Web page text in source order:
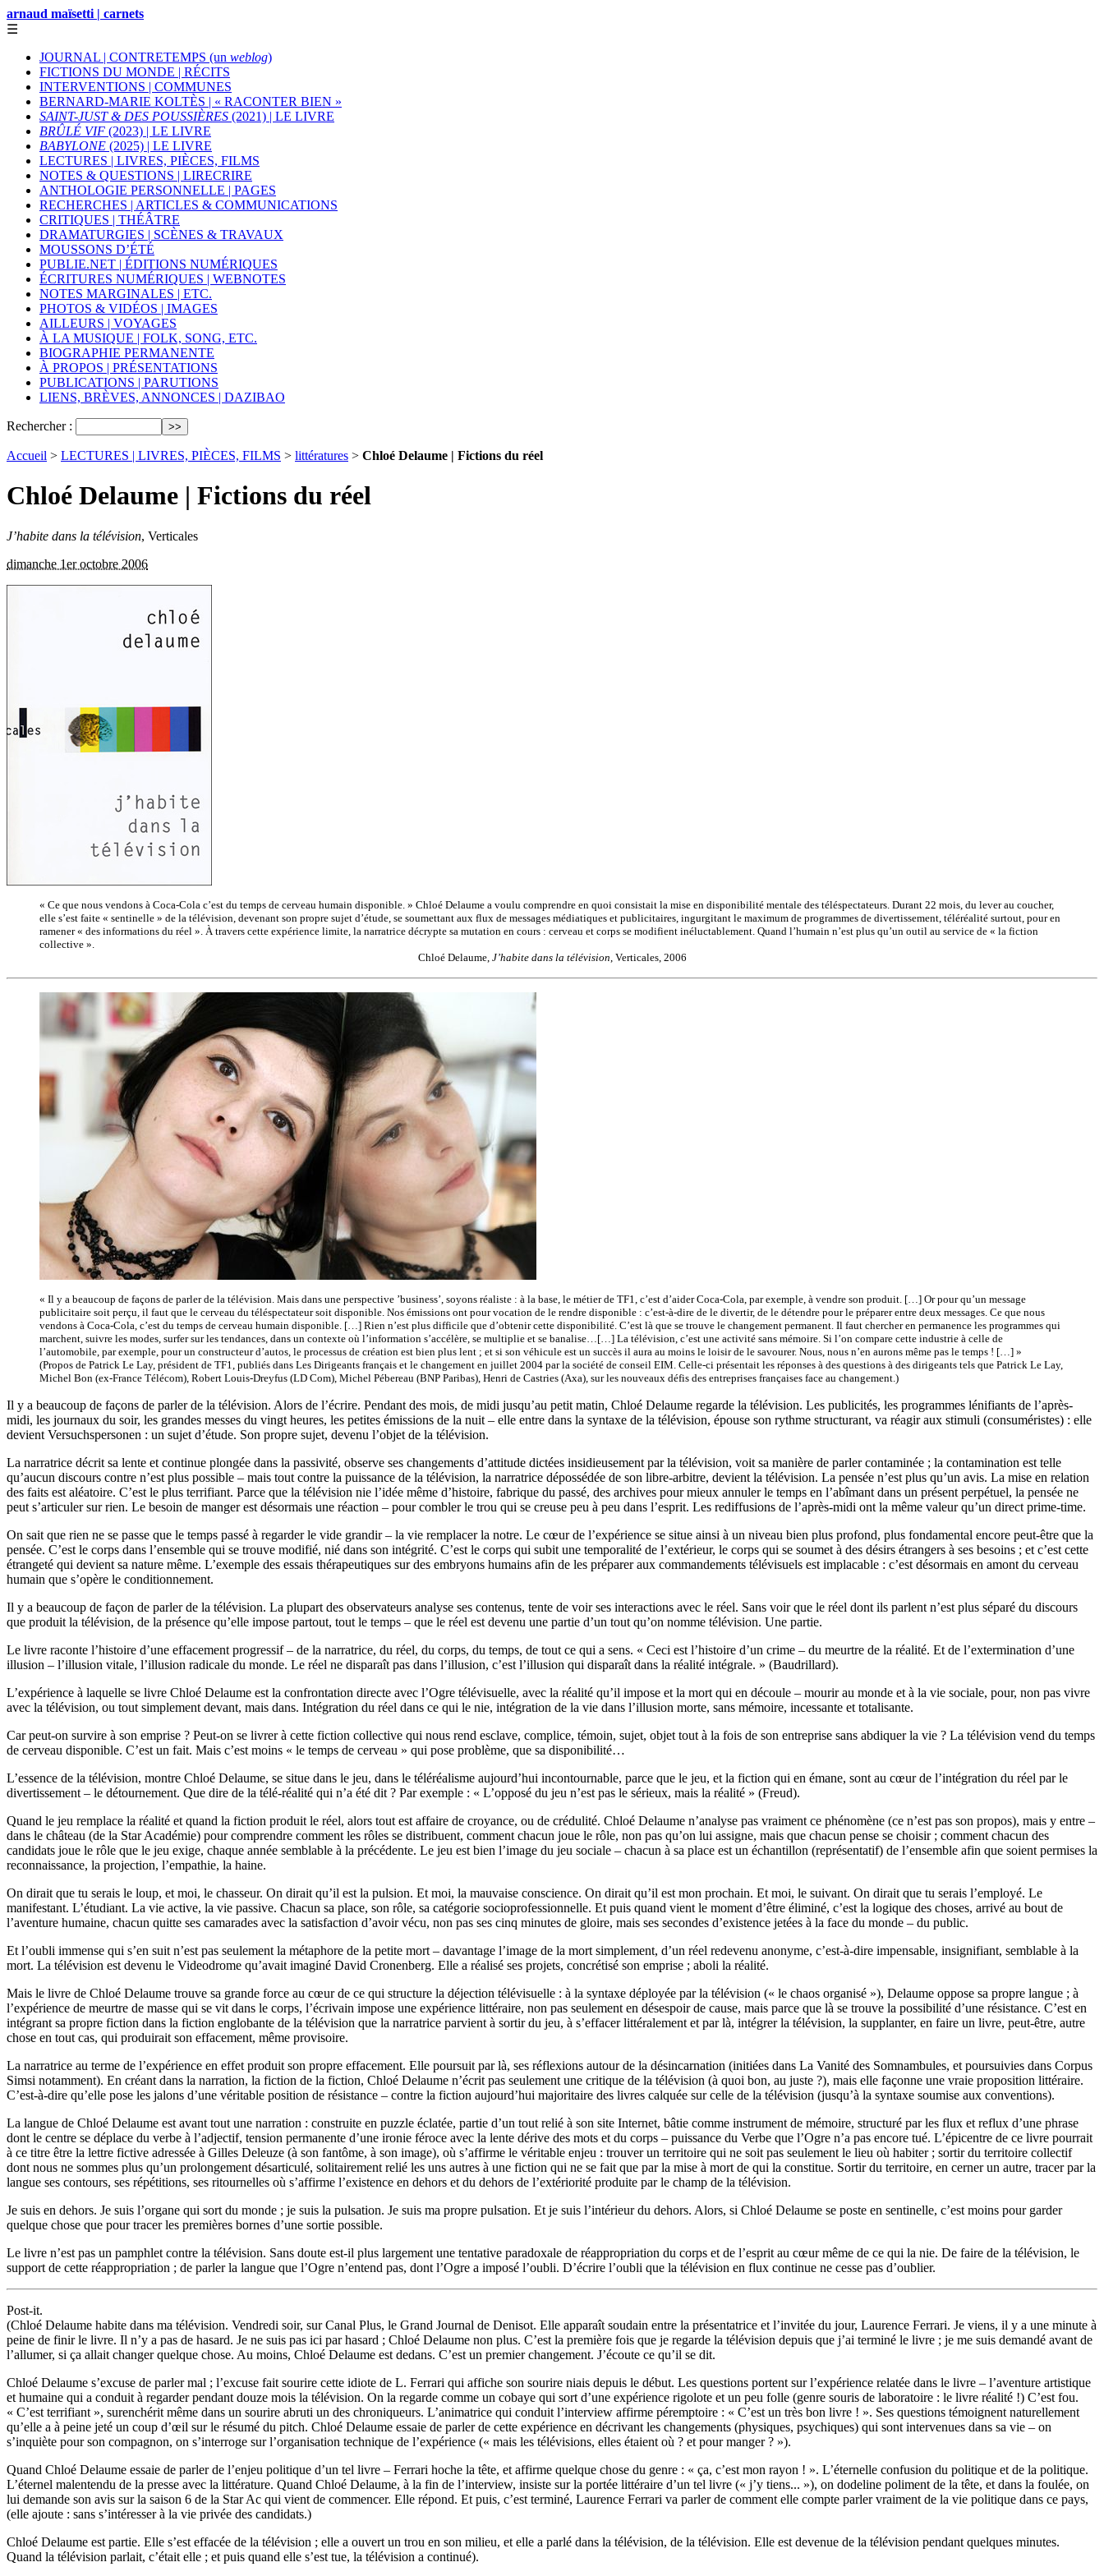
arnaud maïsetti | carnets
☰
JOURNAL | CONTRETEMPS (un weblog)
FICTIONS DU MONDE | RÉCITS
INTERVENTIONS | COMMUNES
BERNARD-MARIE KOLTÈS | « RACONTER BIEN »
SAINT-JUST & DES POUSSIÈRES (2021) | LE LIVRE
BRÛLÉ VIF (2023) | LE LIVRE
BABYLONE (2025) | LE LIVRE
LECTURES | LIVRES, PIÈCES, FILMS
NOTES & QUESTIONS | LIRECRIRE
ANTHOLOGIE PERSONNELLE | PAGES
RECHERCHES | ARTICLES & COMMUNICATIONS
CRITIQUES | THÉÂTRE
DRAMATURGIES | SCÈNES & TRAVAUX
MOUSSONS D’ÉTÉ
PUBLIE.NET | ÉDITIONS NUMÉRIQUES
ÉCRITURES NUMÉRIQUES | WEBNOTES
NOTES MARGINALES | ETC.
PHOTOS & VIDÉOS | IMAGES
AILLEURS | VOYAGES
À LA MUSIQUE | FOLK, SONG, ETC.
BIOGRAPHIE PERMANENTE
À PROPOS | PRÉSENTATIONS
PUBLICATIONS | PARUTIONS
LIENS, BRÈVES, ANNONCES | DAZIBAO
Rechercher :
Accueil > LECTURES | LIVRES, PIÈCES, FILMS > littératures > Chloé Delaume | Fictions du réel
Chloé Delaume | Fictions du réel
J’habite dans la télévision, Verticales
dimanche 1er octobre 2006
« Ce que nous vendons à Coca-Cola c’est du temps de cerveau humain disponible. » Chloé Delaume a voulu comprendre en quoi consistait la mise en disponibilité mentale des téléspectateurs. Durant 22 mois, du lever au coucher,
elle s’est faite « sentinelle » de la télévision, devenant son propre sujet d’étude, se soumettant aux flux de messages médiatiques et publicitaires, ingurgitant le maximum de programmes de divertissement, téléréalité surtout, pour en
ramener « des informations du réel ». À travers cette expérience limite, la narratrice décrypte sa mutation en cours : cerveau et corps se modifient inéluctablement. Quand l’humain n’est plus qu’un outil au service de « la fiction
collective ».
Chloé Delaume, J’habite dans la télévision , Verticales, 2006
« Il y a beaucoup de façons de parler de la télévision. Mais dans une perspective ’business’, soyons réaliste : à la base, le métier de TF1, c’est d’aider Coca-Cola, par exemple, à vendre son produit. […] Or pour qu’un message
publicitaire soit perçu, il faut que le cerveau du téléspectateur soit disponible. Nos émissions ont pour vocation de le rendre disponible : c’est-à-dire de le divertir, de le détendre pour le préparer entre deux messages. Ce que nous
vendons à Coca-Cola, c’est du temps de cerveau humain disponible. […] Rien n’est plus difficile que d’obtenir cette disponibilité. C’est là que se trouve le changement permanent. Il faut chercher en permanence les programmes qui
marchent, suivre les modes, surfer sur les tendances, dans un contexte où l’information s’accélère, se multiplie et se banalise…[…] La télévision, c’est une activité sans mémoire. Si l’on compare cette industrie à celle de
l’automobile, par exemple, pour un constructeur d’autos, le processus de création est bien plus lent ; et si son véhicule est un succès il aura au moins le loisir de le savourer. Nous, nous n’en aurons même pas le temps ! […] »
(Propos de Patrick Le Lay, président de TF1, publiés dans Les Dirigeants français et le changement en juillet 2004 par la société de conseil EIM. Celle-ci présentait les réponses à des questions à des dirigeants tels que Patrick Le Lay,
Michel Bon (ex-France Télécom), Robert Louis-Dreyfus (LD Com), Michel Pébereau (BNP Paribas), Henri de Castries (Axa), sur les nouveaux défis des entreprises françaises face au changement.)
Il y a beaucoup de façons de parler de la télévision. Alors de l’écrire. Pendant des mois, de midi jusqu’au petit matin, Chloé Delaume regarde la télévision. Les publicités, les programmes lénifiants de l’après-
midi, les journaux du soir, les grandes messes du vingt heures, les petites émissions de la nuit – elle entre dans la syntaxe de la télévision, épouse son rythme structurant, va réagir aux stimuli (consuméristes) : elle
devient Versuchspersonen : un sujet d’étude. Son propre sujet, devenu l’objet de la télévision.
La narratrice décrit sa lente et continue plongée dans la passivité, observe ses changements d’attitude dictées insidieusement par la télévision, voit sa manière de parler contaminée ; la contamination est telle
qu’aucun discours contre n’est plus possible – mais tout contre la puissance de la télévision, la narratrice dépossédée de son libre-arbitre, devient la télévision. La pensée n’est plus qu’un avis. La mise en relation
des faits est aléatoire. C’est le plus terrifiant. Parce que la télévision nie l’idée même d’histoire, fabrique du passé, des archives pour mieux annuler le temps en l’abîmant dans un présent perpétuel, la pensée ne
peut s’articuler sur rien. Le besoin de manger est désormais une réaction – pour combler le trou qui se creuse peu à peu dans l’esprit. Les rediffusions de l’après-midi ont la même valeur qu’un direct prime-time.
On sait que rien ne se passe que le temps passé à regarder le vide grandir – la vie remplacer la notre. Le cœur de l’expérience se situe ainsi à un niveau bien plus profond, plus fondamental encore peut-être que la
pensée. C’est le corps dans l’ensemble qui se trouve modifié, nié dans son intégrité. C’est le corps qui subit une temporalité de l’extérieur, le corps qui se soumet à des désirs étrangers à ses besoins ; et c’est cette
étrangeté qui devient sa nature même. L’exemple des essais thérapeutiques sur des embryons humains afin de les préparer aux commandements télévisuels est implacable : c’est désormais en amont du cerveau
humain que s’opère le conditionnement.
Il y a beaucoup de façon de parler de la télévision. La plupart des observateurs analyse ses contenus, tente de voir ses interactions avec le réel. Sans voir que le réel dont ils parlent n’est plus séparé du discours
que produit la télévision, de la présence qu’elle impose partout, tout le temps – que le réel est devenu une partie d’un tout qu’on nomme télévision. Une partie.
Le livre raconte l’histoire d’une effacement progressif – de la narratrice, du réel, du corps, du temps, de tout ce qui a sens. « Ceci est l’histoire d’un crime – du meurtre de la réalité. Et de l’extermination d’une
illusion – l’illusion vitale, l’illusion radicale du monde. Le réel ne disparaît pas dans l’illusion, c’est l’illusion qui disparaît dans la réalité intégrale. » (Baudrillard).
L’expérience à laquelle se livre Chloé Delaume est la confrontation directe avec l’Ogre télévisuelle, avec la réalité qu’il impose et la mort qui en découle – mourir au monde et à la vie sociale, pour, non pas vivre
avec la télévision, ou tout simplement devant, mais dans. Intégration du réel dans ce qui le nie, intégration de la vie dans l’illusion morte, sans mémoire, incessante et totalisante.
Car peut-on survire à son emprise ? Peut-on se livrer à cette fiction collective qui nous rend esclave, complice, témoin, sujet, objet tout à la fois de son entreprise sans abdiquer la vie ? La télévision vend du temps
de cerveau disponible. C’est un fait. Mais c’est moins « le temps de cerveau » qui pose problème, que sa disponibilité…
L’essence de la télévision, montre Chloé Delaume, se situe dans le jeu, dans le téléréalisme aujourd’hui incontournable, parce que le jeu, et la fiction qui en émane, sont au cœur de l’intégration du réel par le
divertissement – le détournement. Que dire de la télé-réalité qui n’a été dit ? Par exemple : « L’opposé du jeu n’est pas le sérieux, mais la réalité » (Freud).
Quand le jeu remplace la réalité et quand la fiction produit le réel, alors tout est affaire de croyance, ou de crédulité. Chloé Delaume n’analyse pas vraiment ce phénomène (ce n’est pas son propos), mais y entre –
dans le château (de la Star Académie) pour comprendre comment les rôles se distribuent, comment chacun joue le rôle, non pas qu’on lui assigne, mais que chacun pense se choisir ; comment chacun des
candidats joue le rôle que le jeu exige, chaque année semblable à la précédente. Le jeu est bien l’image du jeu sociale – chacun à sa place est un échantillon (représentatif) de l’ensemble afin que soient permises la
reconnaissance, la projection, l’empathie, la haine.
On dirait que tu serais le loup, et moi, le chasseur. On dirait qu’il est la pulsion. Et moi, la mauvaise conscience. On dirait qu’il est mon prochain. Et moi, le suivant. On dirait que tu serais l’employé. Le
manifestant. L’étudiant. La vie active, la vie passive. Chacun sa place, son rôle, sa catégorie socioprofessionnelle. Et puis quand vient le moment d’être éliminé, c’est la logique des choses, arrivé au bout de
l’aventure humaine, chacun quitte ses camarades avec la satisfaction d’avoir vécu, non pas ses cinq minutes de gloire, mais ses secondes d’existence jetées à la face du monde – du public.
Et l’oubli immense qui s’en suit n’est pas seulement la métaphore de la petite mort – davantage l’image de la mort simplement, d’un réel redevenu anonyme, c’est-à-dire impensable, insignifiant, semblable à la
mort. La télévision est devenu le Videodrome qu’avait imaginé David Cronenberg. Elle a réalisé ses projets, concrétisé son emprise ; aboli la réalité.
Mais le livre de Chloé Delaume trouve sa grande force au cœur de ce qui structure la déjection télévisuelle : à la syntaxe déployée par la télévision (« le chaos organisé »), Delaume oppose sa propre langue ; à
l’expérience de meurtre de masse qui se vit dans le corps, l’écrivain impose une expérience littéraire, non pas seulement en désespoir de cause, mais parce que là se trouve la possibilité d’une résistance. C’est en
intégrant sa propre fiction dans la fiction englobante de la télévision que la narratrice parvient à sortir du jeu, à s’effacer littéralement et par là, intégrer la télévision, la supplanter, en faire un livre, peut-être, autre
chose en tout cas, qui produirait son effacement, même provisoire.
La narratrice au terme de l’expérience en effet produit son propre effacement. Elle poursuit par là, ses réflexions autour de la désincarnation (initiées dans La Vanité des Somnambules, et poursuivies dans Corpus
Simsi notamment). En créant dans la narration, la fiction de la fiction, Chloé Delaume n’écrit pas seulement une critique de la télévision (à quoi bon, au juste ?), mais elle façonne une vraie proposition littéraire.
C’est-à-dire qu’elle pose les jalons d’une véritable position de résistance – contre la fiction aujourd’hui majoritaire des livres calquée sur celle de la télévision (jusqu’à la syntaxe soumise aux conventions).
La langue de Chloé Delaume est avant tout une narration : construite en puzzle éclatée, partie d’un tout relié à son site Internet, bâtie comme instrument de mémoire, structuré par les flux et reflux d’une phrase
dont le centre se déplace du verbe à l’adjectif, tension permanente d’une ironie féroce avec la lente dérive des mots et du corps – puissance du Verbe que l’Ogre n’a pas encore tué. L’épicentre de ce livre pourrait
à ce titre être la lettre fictive adressée à Gilles Deleuze (à son fantôme, à son image), où s’affirme le véritable enjeu : trouver un territoire qui ne soit pas seulement le lieu où habiter ; sortir du territoire collectif
dont nous ne sommes plus qu’un prolongement désarticulé, solitairement relié les uns autres à une fiction qui ne se fait que par la mise à mort de qui la constitue. Sortir du territoire, en cerner un autre, tracer par la
langue ses contours, ses répétitions, ses ritournelles où s’affirme l’existence en dehors et du dehors de l’extériorité produite par le champ de la télévision.
Je suis en dehors. Je suis l’organe qui sort du monde ; je suis la pulsation. Je suis ma propre pulsation. Et je suis l’intérieur du dehors. Alors, si Chloé Delaume se poste en sentinelle, c’est moins pour garder
quelque chose que pour tracer les premières bornes d’une sortie possible.
Le livre n’est pas un pamphlet contre la télévision. Sans doute est-il plus largement une tentative paradoxale de réappropriation du corps et de l’esprit au cœur même de ce qui la nie. De faire de la télévision, le
support de cette réappropriation ; de parler la langue que l’Ogre n’entend pas, dont l’Ogre a imposé l’oubli. D’écrire l’oubli que la télévision en flux continue ne cesse pas d’oublier.
Post-it.
(Chloé Delaume habite dans ma télévision. Vendredi soir, sur Canal Plus, le Grand Journal de Denisot. Elle apparaît soudain entre la présentatrice et l’invitée du jour, Laurence Ferrari. Je viens, il y a une minute à
peine de finir le livre. Il n’y a pas de hasard. Je ne suis pas ici par hasard ; Chloé Delaume non plus. C’est la première fois que je regarde la télévision depuis que j’ai terminé le livre ; je me suis demandé avant de
l’allumer, si ça allait changer quelque chose. Au moins, Chloé Delaume est dedans. C’est un premier changement. J’écoute ce qu’il se dit.
Chloé Delaume s’excuse de parler mal ; l’excuse fait sourire cette idiote de L. Ferrari qui affiche son sourire niais depuis le début. Les questions portent sur l’expérience relatée dans le livre – l’aventure artistique
et humaine qui a conduit à regarder pendant douze mois la télévision. On la regarde comme un cobaye qui sort d’une expérience rigolote et un peu folle (genre souris de laboratoire : le livre réalité !) C’est fou.
« C’est terrifiant », surenchérit même dans un sourire abruti un des chroniqueurs. L’animatrice qui conduit l’interview affirme péremptoire : « C’est un très bon livre ! ». Ses questions témoignent naturellement
qu’elle a à peine jeté un coup d’œil sur le résumé du pitch. Chloé Delaume essaie de parler de cette expérience en décrivant les changements (physiques, psychiques) qui sont intervenues dans sa vie – on
s’inquiète pour son compagnon, on s’interroge sur l’organisation technique de l’expérience (« mais les télévisions, elles étaient où ? et pour manger ? »).
Quand Chloé Delaume essaie de parler de l’enjeu politique d’un tel livre – Ferrari hoche la tête, et affirme quelque chose du genre : « ça, c’est mon rayon ! ». L’éternelle confusion du politique et de la politique.
L’éternel malentendu de la presse avec la littérature. Quand Chloé Delaume, à la fin de l’interview, insiste sur la portée littéraire d’un tel livre (« j’y tiens... »), on dodeline poliment de la tête, et dans la foulée, on
lui demande son avis sur la saison 6 de la Star Ac qui vient de commencer. Elle répond. Et puis, c’est terminé, Laurence Ferrari va parler de comment elle compte parler vraiment de la vie politique dans ce pays,
(elle ajoute : sans s’intéresser à la vie privée des candidats.)
Chloé Delaume est partie. Elle s’est effacée de la télévision ; elle a ouvert un trou en son milieu, et elle a parlé dans la télévision, de la télévision. Elle est devenue de la télévision pendant quelques minutes.
Quand la télévision parlait, c’était elle ; et puis quand elle s’est tue, la télévision a continué).